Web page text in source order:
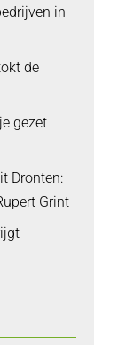
in
de
gezet
Dronten:
Grint